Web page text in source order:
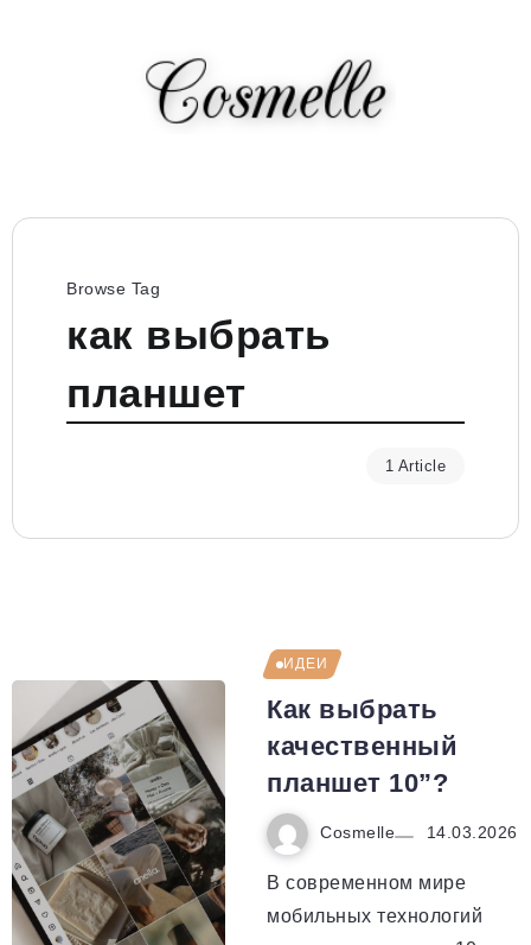
Browse Tag
как выбрать
планшет
1 Article
ИДЕИ
Как выбрать
качественный
планшет 10”?
Cosmelle 14.03.2026
В современном мире
мобильных технологий